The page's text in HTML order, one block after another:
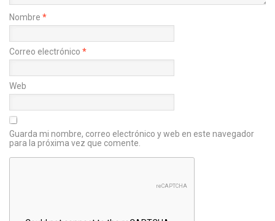
Nombre *
Correo electrónico *
Web
Guarda mi nombre, correo electrónico y web en este navegador
para la próxima vez que comente.